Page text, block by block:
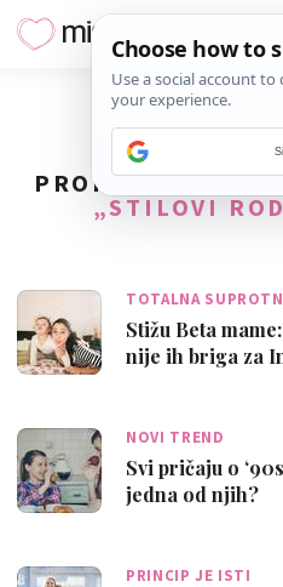
PRONAĐENO25
„STILOVI
TOTALNA
Stižu Beta
nije ih briga za
NOVI TREND
Svi pričaju o
jedna od njih?
PRINCIP JE ISTI